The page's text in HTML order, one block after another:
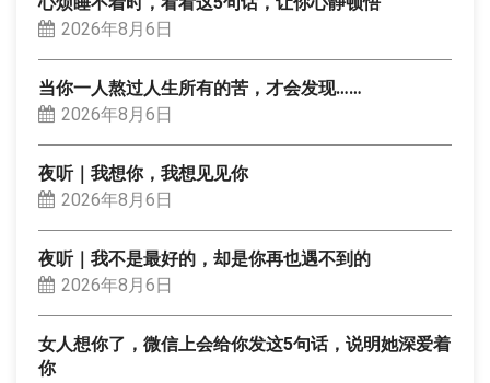
2026年8月6日
当你一人熬过人生所有的苦，才会发现……
2026年8月6日
夜听｜我想你，我想见见你
2026年8月6日
夜听｜我不是最好的，却是你再也遇不到的
2026年8月6日
女人想你了，微信上会给你发这5句话，说明她深爱着
你